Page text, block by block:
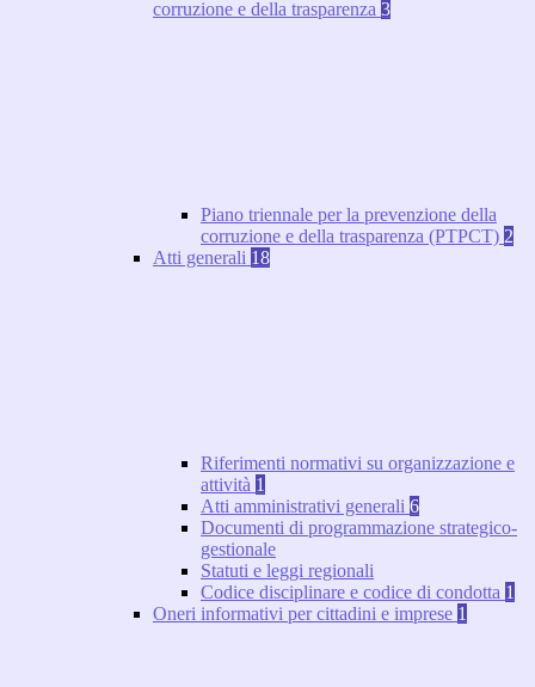
corruzione e della trasparenza 3
Piano triennale per la prevenzione della
corruzione e della trasparenza (PTPCT) 2
Atti generali 18
Riferimenti normativi su organizzazione e
attività 1
Atti amministrativi generali 6
Documenti di programmazione strategico-
gestionale
Statuti e leggi regionali
Codice disciplinare e codice di condotta 1
Oneri informativi per cittadini e imprese 1